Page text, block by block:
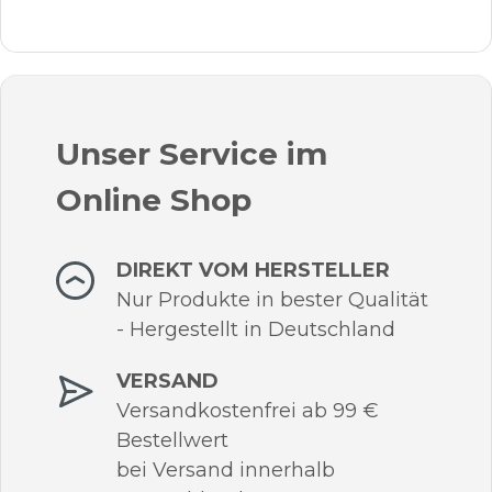
Unser Service im
Online Shop
DIREKT VOM HERSTELLER
Nur Produkte in bester Qualität
- Hergestellt in Deutschland
VERSAND
Versandkostenfrei ab 99 €
Bestellwert
bei Versand innerhalb